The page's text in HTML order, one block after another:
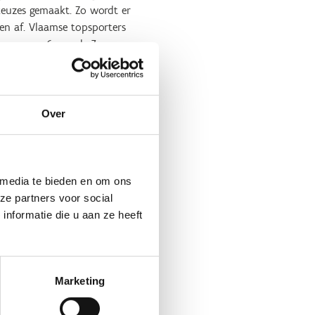
Over
te bieden en om ons
partners voor social
die u aan ze heeft
Marketing
gemaakt. Zo wordt er
af. Vlaamse topsporters
waren 6 van de 7
ook zo’n Vlaamse
2023 komt er elk jaar
vanuit Vlaanderen voor
het BOIC in het Turkse
fysiotherapeuten,
zeker in mondiale
soms messcherp.
net niet mondiale top 8
wat voor reden ook – niet
een halftijds contract. Zo
door bijvoorbeeld
viertal van dit soort